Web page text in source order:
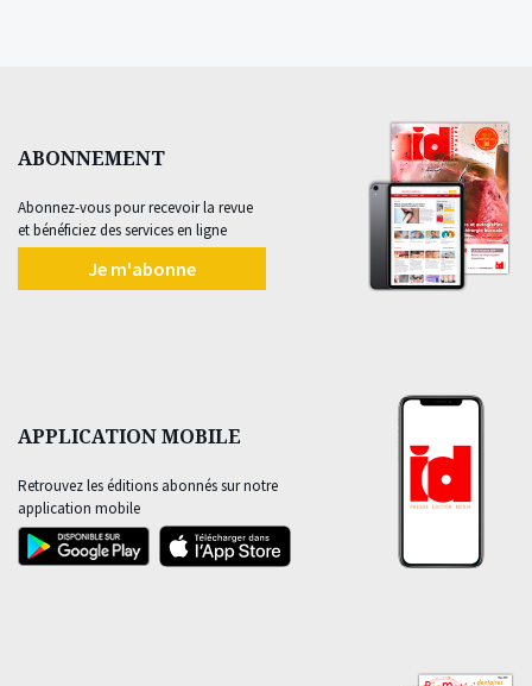
ABONNEMENT
Abonnez-vous pour recevoir la revue
et bénéficiez des services en ligne
Je m'abonne
APPLICATION MOBILE
Retrouvez les éditions abonnés sur notre
application mobile